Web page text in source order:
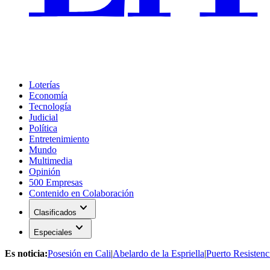
Loterías
Economía
Tecnología
Judicial
Política
Entretenimiento
Mundo
Multimedia
Opinión
500 Empresas
Contenido en Colaboración
Clasificados expand_more
Especiales expand_more
Es noticia:Posesión en Cali|Abelardo de la Espriella|Puerto